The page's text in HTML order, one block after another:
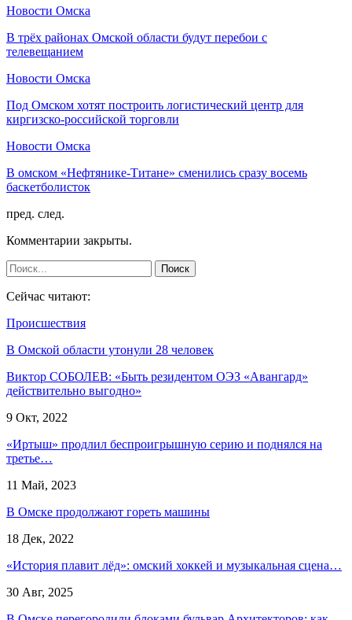
Новости Омска
В трёх районах Омской области будут перебои с
телевещанием
Новости Омска
Под Омском хотят построить логистический центр для
киргизско-российской торговли
Новости Омска
В омском «Нефтянике-Титане» сменились сразу восемь
баскетболисток
пред. след.
Комментарии закрыты.
Сейчас читают:
Происшествия
В Омской области утонули 28 человек
Виктор СОБОЛЕВ: «Быть резидентом ОЭЗ «Авангард»
действительно выгодно»
9 Окт, 2022
«Иртыш» продлил беспроигрышную серию и поднялся на
третье…
11 Май, 2023
В Омске продолжают гореть машины
18 Дек, 2022
«История плавит лёд»: омский хоккей и музыкальная сцена…
30 Авг, 2025